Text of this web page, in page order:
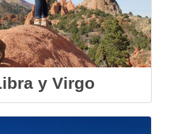
y Virgo